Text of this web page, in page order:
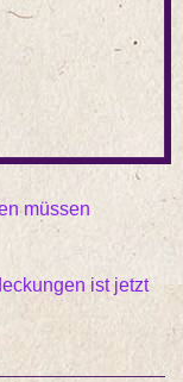
müssen
ist jetzt